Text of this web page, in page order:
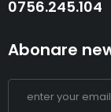
0756.245.104
Abonare